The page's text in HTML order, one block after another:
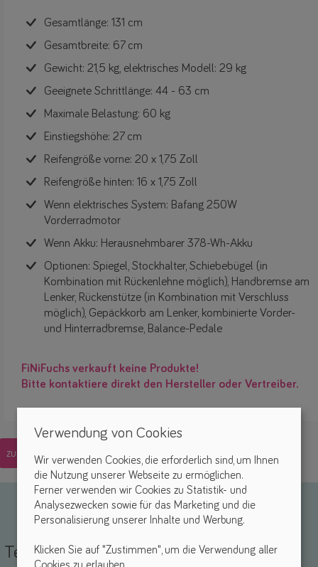
Gesamtlänge: 131 cm
Gesamtbreite: 67 cm
Gewicht: 21,5 kg, elektrisches Modell: 29 kg
Geeignete Schrittlänge: 44 - 63 cm
Maximale Belastung: 60 kg
Einstiegshöhe: 27 cm
Reifengröße vorne: 20 x 1,75 Zoll
Reifengröße hinten: 16 x 1,75 Zoll
Wenn elektrisches System: Bafang 250W
Vorderradmotor
Wenn Akku: Herausnehmbarer 378-Wh-Akku
Optionen: Spiegel, Stockhalter, Schiebebügel (in
Kombination mit Rückenlehne möglich), Handbremse am
Lenker, Rückenstütze (in Kombination mit Verschluss
möglich), Gepäckkorb am Lenker, kombinierte Vorder-
und Hinterradbremse, Balance-Pedale
FiNiFuchs verkauft keine Produkte!
Bitte kontaktiere direkt den Hersteller oder Vertreiber.
zurück
Teile deine Erfahrungen
Verwendung von Cookies
Wir verwenden Cookies, die erforderlich sind, um Ihnen
die Nutzung unserer Webseite zu ermöglichen.
Ferner verwenden wir Cookies zu Statistik- und
Analysezwecken sowie für das Marketing und die
Personalisierung unserer Inhalte und Werbung.
Klicken Sie auf "Zustimmen", um die Verwendung aller
Cookies zu erlauben.